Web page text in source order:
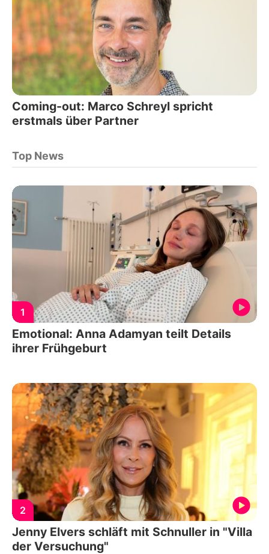
Coming-out: Marco Schreyl spricht
erstmals über Partner
Top News
1
Emotional: Anna Adamyan teilt Details
ihrer Frühgeburt
2
Jenny Elvers schläft mit Schnuller in "Villa
der Versuchung"